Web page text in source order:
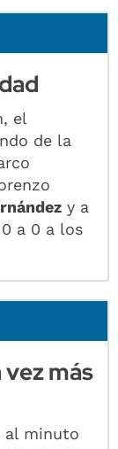
el
de la
y a
a 0 a los
vez más
al minuto